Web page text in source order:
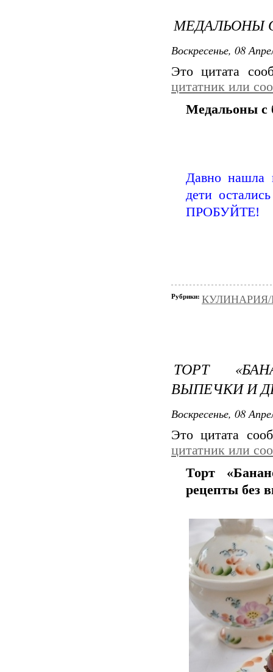
МЕДАЛЬОНЫ
Воскресенье, 08
Это цитата
цитатник или
Медальоны с
Давно нашла
дети
ПРОБУЙТЕ!
Рубрики: КУЛИНАРИЯ/
ТОРТ
ВЫПЕЧКИ И
Воскресенье, 08
Это цитата
цитатник или
Торт
рецепты без